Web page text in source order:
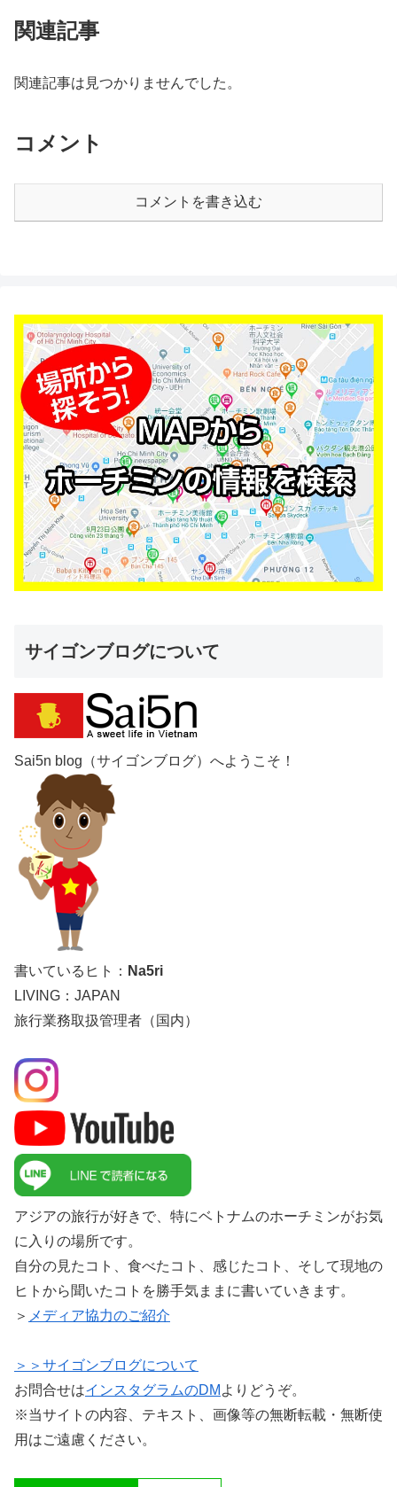
関連記事
関連記事は見つかりませんでした。
コメント
コメントを書き込む
サイゴンブログについて
Sai5n blog（サイゴンブログ）へようこそ！
書いているヒト： Na5ri
LIVING：JAPAN
旅行業務取扱管理者（国内）
アジアの旅行が好きで、特にベトナムのホーチミンがお気
に入りの場所です。
自分の見たコト、食べたコト、感じたコト、そして現地の
ヒトから聞いたコトを勝手気ままに書いていきます。
＞ メディア協力のご紹介
＞＞サイゴンブログについて
お問合せはインスタグラムのDM よりどうぞ。
※当サイトの内容、テキスト、画像等の無断転載・無断使
用はご遠慮ください。